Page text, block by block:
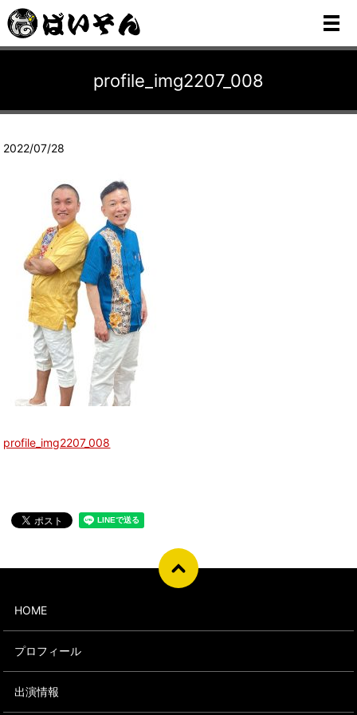
メ
profile_img2207_008
2022/07/28
profile_img2207_008
HOME
プロフィール
出演情報